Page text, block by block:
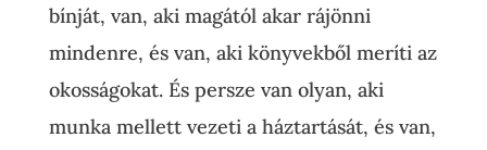
bínját, van, aki magától akar rájönni
mindenre, és van, aki könyvekből meríti az
okosságokat. És persze van olyan, aki
munka mellett vezeti a háztartását, és van,